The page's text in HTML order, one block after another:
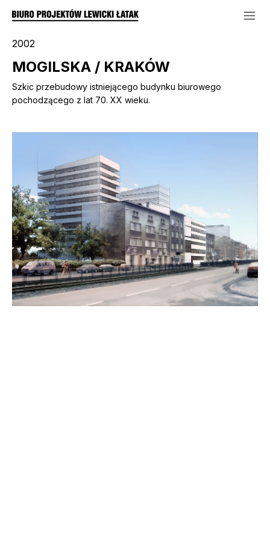
2002
MOGILSKA / KRAKÓW
Szkic przebudowy istniejącego budynku biurowego
pochodzącego z lat 70. XX wieku.